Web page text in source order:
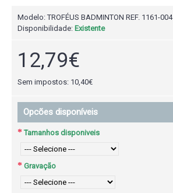
Modelo:TROFÉUS BADMINTON REF. 1161-004
Disponibilidade: Existente
12,79€
Sem impostos: 10,40€
Opcões disponíveis
Tamanhos disponiveis
Gravação